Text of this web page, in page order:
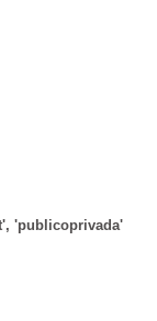
'publicoprivada'